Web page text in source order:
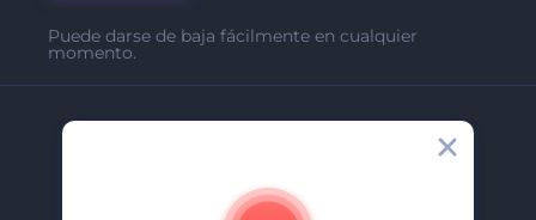
Puede darse de baja fácilmente en cualquier
momento.